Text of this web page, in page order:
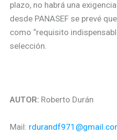
plazo, no habrá una
desde PANASEF se prevé
como “requisito
selección.
AUTOR: Roberto Durán
Mail: